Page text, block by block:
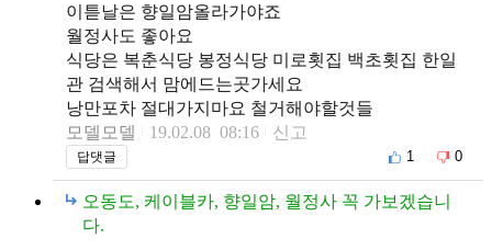
이튿날은 향일암올라가야죠
월정사도 좋아요
식당은 복춘식당 봉정식당 미로횟집 백초횟집 한일
관 검색해서 맘에드는곳가세요
낭만포차 절대가지마요 철거해야할것들
모델모델
19.02.08 08:16 신고
답댓글 1 0
오동도, 케이블카, 향일암, 월정사 꼭 가보겠습니
다.